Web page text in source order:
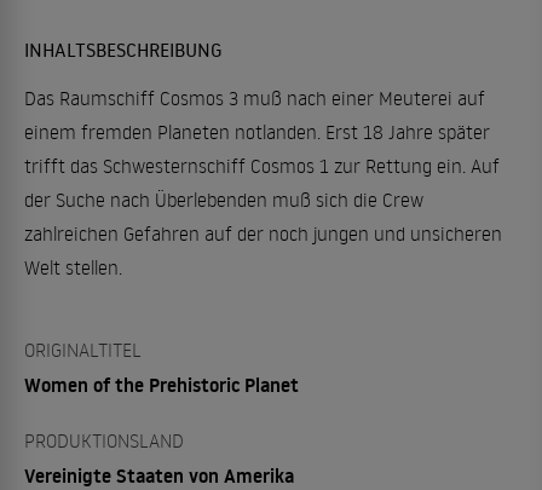
INHALTSBESCHREIBUNG
Das Raumschiff Cosmos 3 muß nach einer Meuterei auf
einem fremden Planeten notlanden. Erst 18 Jahre später
trifft das Schwesternschiff Cosmos 1 zur Rettung ein. Auf
der Suche nach Überlebenden muß sich die Crew
zahlreichen Gefahren auf der noch jungen und unsicheren
Welt stellen.
ORIGINALTITEL
Women of the Prehistoric Planet
PRODUKTIONSLAND
Vereinigte Staaten von Amerika